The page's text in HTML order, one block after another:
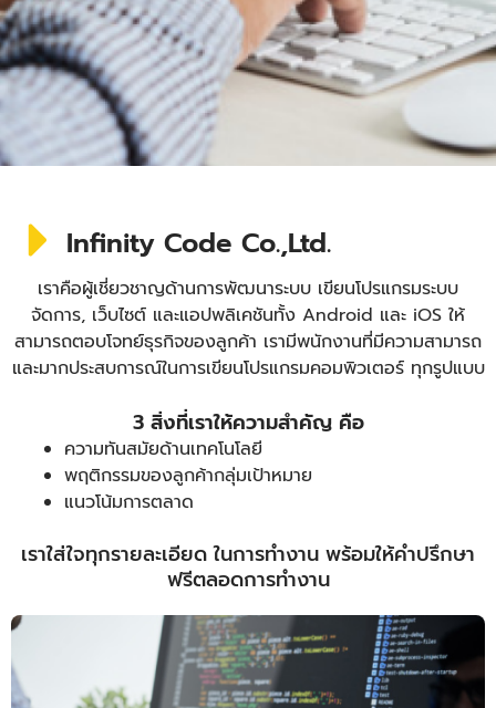
Infinity Code Co.,Ltd.
เราคือผู้เชี่ยวชาญด้านการพัฒนาระบบ เขียนโปรแกรมระบบ
จัดการ, เว็บไซต์ และแอปพลิเคชันทั้ง Android และ iOS ให้
สามารถตอบโจทย์ธุรกิจของลูกค้า เรามีพนักงานที่มีความสามารถ
และมากประสบการณ์ในการเขียนโปรแกรมคอมพิวเตอร์ ทุกรูปแบบ
3 สิ่งที่เราให้ความสำคัญ คือ
ความทันสมัยด้านเทคโนโลยี
พฤติกรรมของลูกค้ากลุ่มเป้าหมาย
แนวโน้มการตลาด
เราใส่ใจทุกรายละเอียด ในการทำงาน พร้อมให้คำปรึกษา
ฟรีตลอดการทำงาน